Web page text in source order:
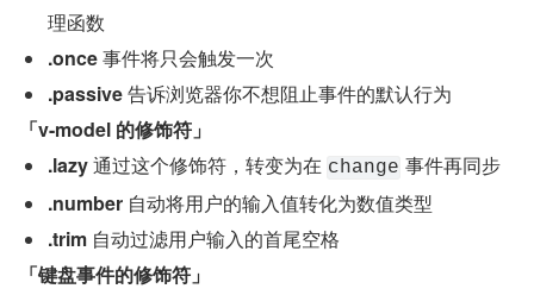
理函数
.once 事件将只会触发一次
.passive 告诉浏览器你不想阻止事件的默认行为
「v-model 的修饰符」
.lazy 通过这个修饰符，转变为在 change 事件再同步
.number 自动将用户的输入值转化为数值类型
.trim 自动过滤用户输入的首尾空格
「键盘事件的修饰符」